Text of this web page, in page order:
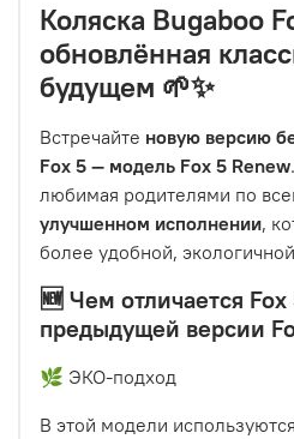
Коляска Bugaboo
обновлённая
будущем 🌱✨
Встречайте новую версию
Fox 5 — модель Fox 5 Renew
любимая родителями по
улучшенном исполнении,
более удобной,
🆕 Чем отличается
предыдущей версии
🌿 ЭКО-подход
В этой модели